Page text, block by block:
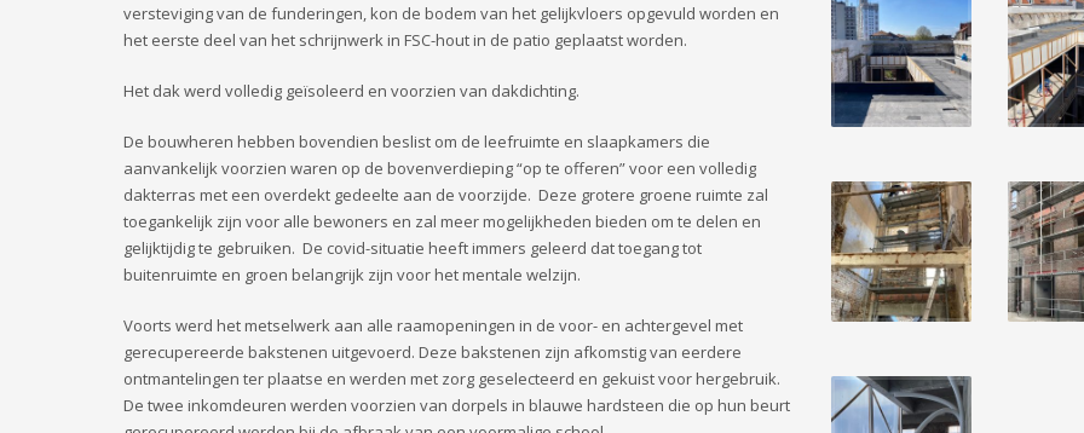
versteviging van de funderingen, kon de bodem van het gelijkvloers opgevuld worden en
het eerste deel van het schrijnwerk in FSC-hout in de patio geplaatst worden.
Het dak werd volledig geïsoleerd en voorzien van dakdichting.
De bouwheren hebben bovendien beslist om de leefruimte en slaapkamers die
aanvankelijk voorzien waren op de bovenverdieping “op te offeren” voor een volledig
dakterras met een overdekt gedeelte aan de voorzijde. Deze grotere groene ruimte zal
toegankelijk zijn voor alle bewoners en zal meer mogelijkheden bieden om te delen en
gelijktijdig te gebruiken. De covid-situatie heeft immers geleerd dat toegang tot
buitenruimte en groen belangrijk zijn voor het mentale welzijn.
Voorts werd het metselwerk aan alle raamopeningen in de voor- en achtergevel met
gerecupereerde bakstenen uitgevoerd. Deze bakstenen zijn afkomstig van eerdere
ontmantelingen ter plaatse en werden met zorg geselecteerd en gekuist voor hergebruik.
De twee inkomdeuren werden voorzien van dorpels in blauwe hardsteen die op hun beurt